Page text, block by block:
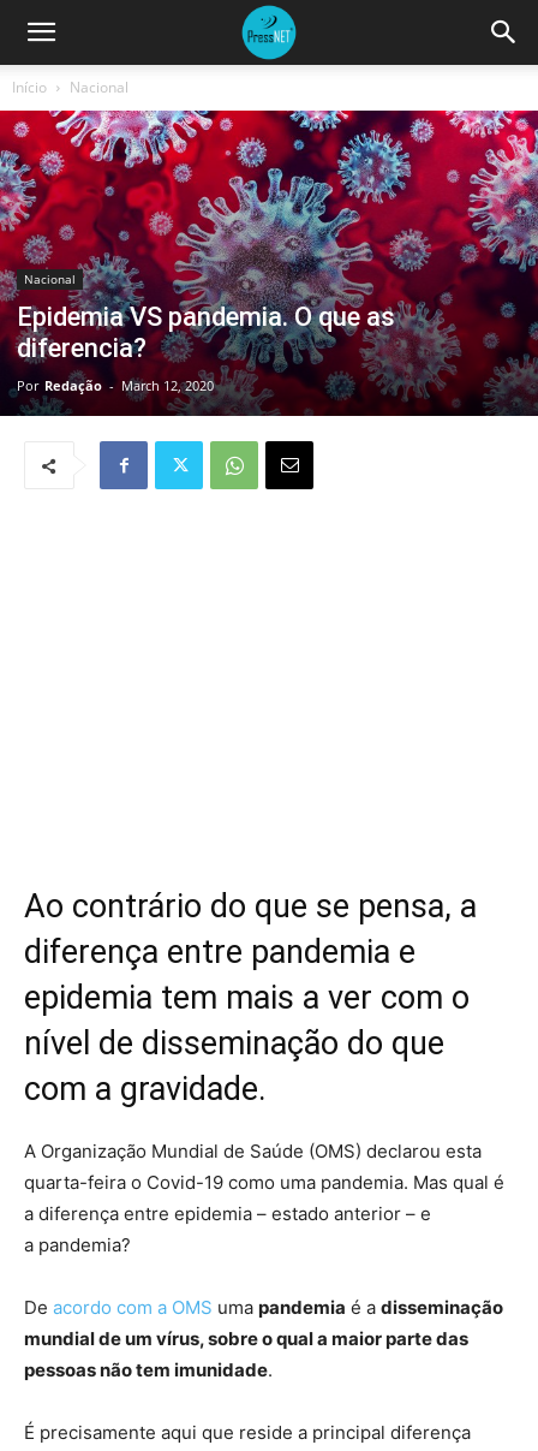
Início Nacional
Nacional
Epidemia VS pandemia. O que as
diferencia?
Por Redação - March 12, 2020
Ao contrário do que se pensa, a
diferença entre pandemia e
epidemia tem mais a ver com o
nível de disseminação do que
com a gravidade.
A Organização Mundial de Saúde (OMS) declarou esta
quarta-feira o Covid-19 como uma pandemia. Mas qual é
a diferença entre epidemia – estado anterior – e
a pandemia?
De acordo com a OMS uma pandemia é a disseminação
mundial de um vírus, sobre o qual a maior parte das
pessoas não tem imunidade.
É precisamente aqui que reside a principal diferença